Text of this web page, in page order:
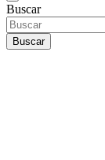
YOU
YX Deportes
Buscar
Buscar